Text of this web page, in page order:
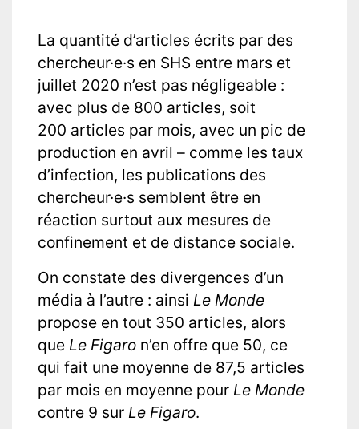
La quantité d’articles écrits par des
chercheur·e·s en SHS entre mars et
juillet 2020 n’est pas négligeable :
avec plus de 800 articles, soit
200 articles par mois, avec un pic de
production en avril – comme les taux
d’infection, les publications des
chercheur·e·s semblent être en
réaction surtout aux mesures de
confinement et de distance sociale.
On constate des divergences d’un
média à l’autre : ainsi Le Monde
propose en tout 350 articles, alors
que Le Figaro n’en offre que 50, ce
qui fait une moyenne de 87,5 articles
par mois en moyenne pour Le Monde
contre 9 sur Le Figaro.